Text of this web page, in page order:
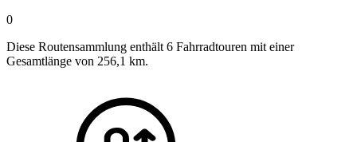
0
Diese Routensammlung enthält 6 Fahrradtouren mit einer
Gesamtlänge von 256,1 km.